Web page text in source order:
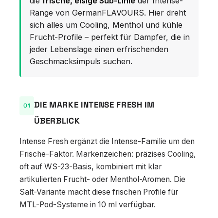
Range von GermanFLAVOURS. Hier dreht
sich alles um Cooling, Menthol und kühle
Frucht-Profile – perfekt für Dampfer, die in
jeder Lebenslage einen erfrischenden
Geschmacksimpuls suchen.
DIE MARKE INTENSE FRESH IM
ÜBERBLICK
Intense Fresh ergänzt die Intense-Familie um den
Frische-Faktor. Markenzeichen: präzises Cooling,
oft auf WS-23-Basis, kombiniert mit klar
artikulierten Frucht- oder Menthol-Aromen. Die
Salt-Variante macht diese frischen Profile für
MTL-Pod-Systeme in 10 ml verfügbar.